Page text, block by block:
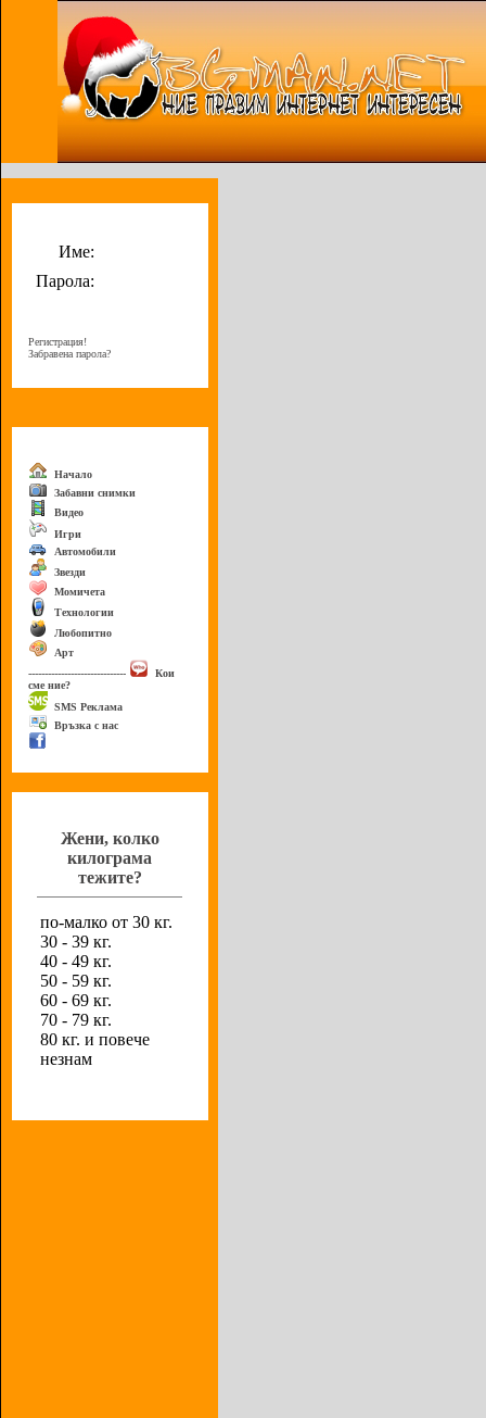
Име:
Парола:
Регистрация!
Забравена парола?
Начало
Забавни снимки
Видео
Игри
Автомобили
Звезди
Момичета
Технологии
Любопитно
Арт
------------------------------
Кои
сме ние?
SMS Реклама
Връзка с нас
Жени, колко
килограма
тежите?
по-малко от 30 кг.
30 - 39 кг.
40 - 49 кг.
50 - 59 кг.
60 - 69 кг.
70 - 79 кг.
80 кг. и повече
незнам